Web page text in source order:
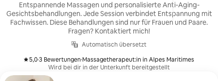
Entspannende Massagen und personalisierte Anti-Aging-
Gesichtsbehandlungen. Jede Session verbindet Entspannung mit
Fachwissen. Diese Behandlungen sind nur für Frauen und Paare.
Fragen? Kontaktiert mich!
Automatisch übersetzt
5,0
,
·3 Bewertungen
, ·Massagetherapeut:in in Alpes Maritimes
Wird bei dir in der Unterkunft bereitgestellt